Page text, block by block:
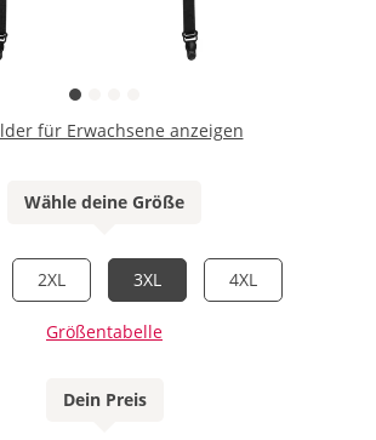
für Erwachsene anzeigen
Wähle deine Größe
2XL 3XL 4XL
Größentabelle
Dein Preis